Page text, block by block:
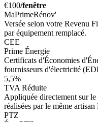
€100/fenêtre
MaPrimeRénov'
Versée selon votre Revenu
par équipement remplacé.
CEE
Prime Énergie
Certificats d'Économies
fournisseurs d'électricité
5,5%
TVA Réduite
Appliquée directement sur
réalisées par le même artisan
PTZ